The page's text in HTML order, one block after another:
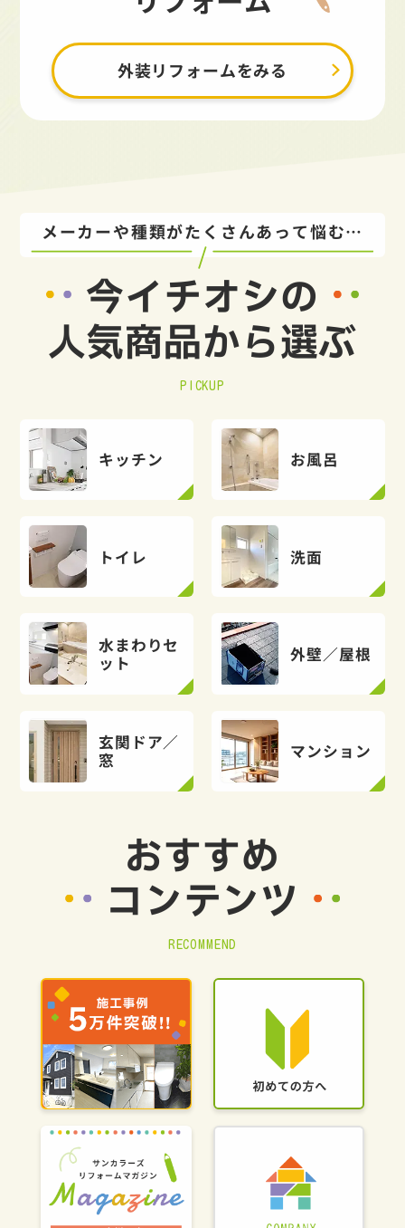
外装リフォームをみる
メーカーや種類がたくさんあって悩む…
今イチオシの
人気商品から選ぶ
PICKUP
キッチン お風呂
トイレ 洗面
水まわりセ
ット
外壁／屋根
玄関ドア／
窓
マンション
おすすめ
コンテンツ
RECOMMEND